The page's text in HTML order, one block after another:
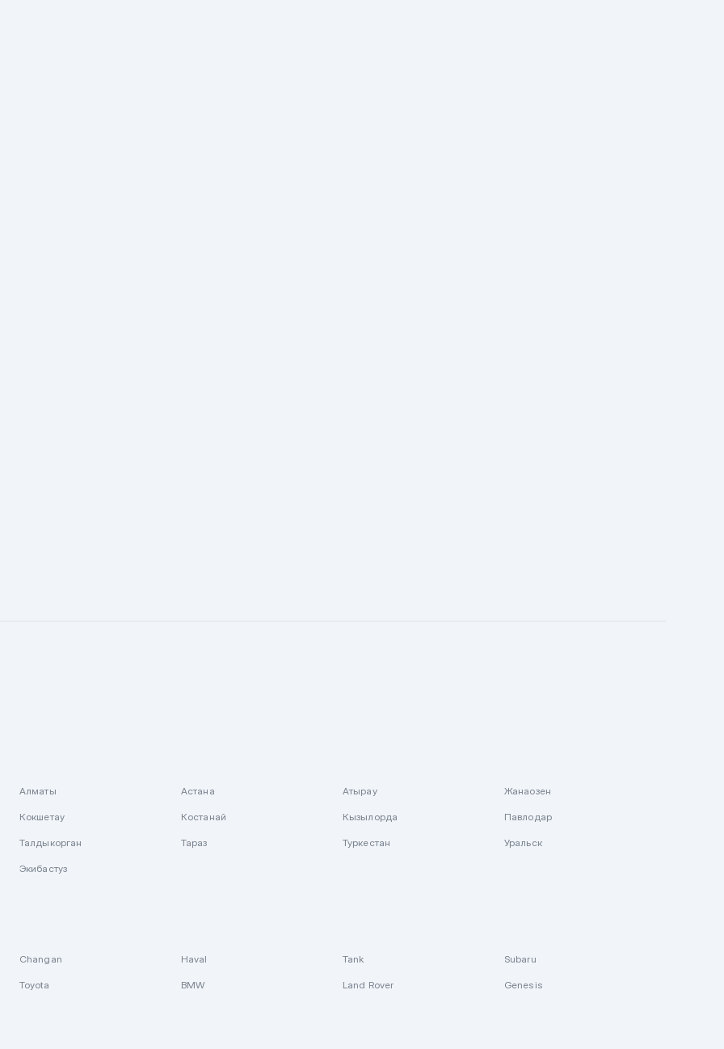
Алматы Астана Атырау Жанаозен
Кокшетау Костанай Кызылорда Павлодар
Талдыкорган Тараз Туркестан Уральск
Экибастуз
Changan Haval Tank Subaru
Toyota BMW Land Rover Genesis